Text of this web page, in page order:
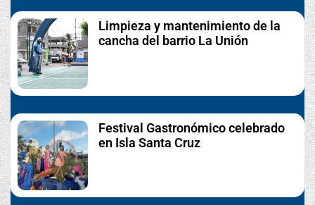
Limpieza y mantenimiento de la
cancha del barrio La Unión
Festival Gastronómico celebrado
en Isla Santa Cruz